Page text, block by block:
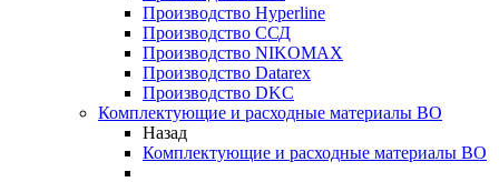
Производство Hyperline
Производство ССД
Производство NIKOMAX
Производство Datarex
Производство DKC
Комплектующие и расходные материалы ВО
Назад
Комплектующие и расходные материалы ВО